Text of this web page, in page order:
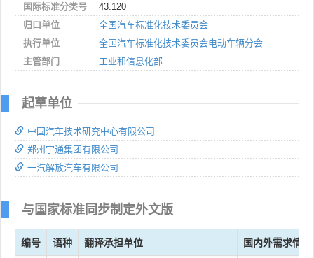
国际标准分类号
43.120
归口单位
全国汽车标准化技术委员会
执行单位
全国汽车标准化技术委员会电动车辆分会
主管部门
工业和信息化部
起草单位
中国汽车技术研究中心有限公司
郑州宇通集团有限公司
一汽解放汽车有限公司
与国家标准同步制定外文版
编号 语种 翻译承担单位
国内外需求情况